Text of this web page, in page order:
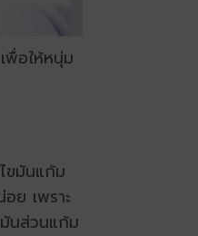
พื่อให้หนุ่ม
ขมันแก้ม
ย เพราะ
นส่วนแก้ม